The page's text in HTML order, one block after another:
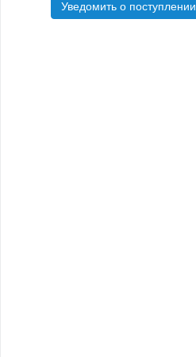
Уведомить о поступлении